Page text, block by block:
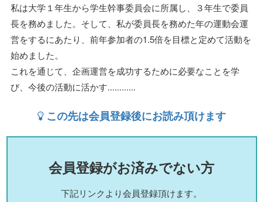
私は大学１年生から学生幹事委員会に所属し、３年生で委員
長を務めました。そして、私が委員長を務めた年の運動会運
営をするにあたり、前年参加者の1.5倍を目標と定めて活動を
始めました。
これを通じて、企画運営を成功するために必要なことを学
び、今後の活動に活かす............
この先は会員登録後にお読み頂けます
会員登録がお済みでない方
下記リンクより会員登録頂けます。